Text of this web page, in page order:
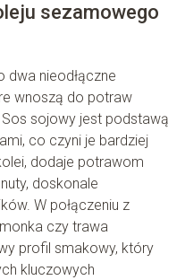
sezamowego
dwa nieodłączne
wnoszą do potraw
sojowy jest podstawą
co czyni je bardziej
dodaje potrawom
doskonale
W połączeniu z
czy trawa
profil smakowy, który
kluczowych